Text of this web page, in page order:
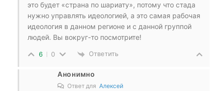
это будет «страна по шариату», потому что стада
нужно управлять идеологией, а это самая рабочая
идеология в данном регионе и с данной группой
людей. Вы вокруг-то посмотрите!
6 0 Ответить
Анонимно
Ответ для Алексей